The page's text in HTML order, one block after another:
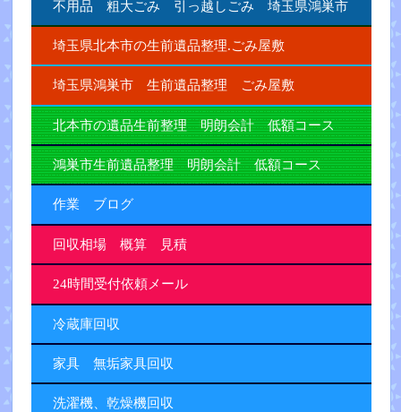
不用品 粗大ごみ 引っ越しごみ 埼玉県鴻巣市
埼玉県北本市の生前遺品整理.ごみ屋敷
埼玉県鴻巣市 生前遺品整理 ごみ屋敷
北本市の遺品生前整理 明朗会計 低額コース
鴻巣市生前遺品整理 明朗会計 低額コース
作業 ブログ
回収相場 概算 見積
24時間受付依頼メール
冷蔵庫回収
家具 無垢家具回収
洗濯機、乾燥機回収